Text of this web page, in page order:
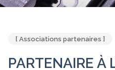
[ Associations partenaires ]
PARTENAIRE À